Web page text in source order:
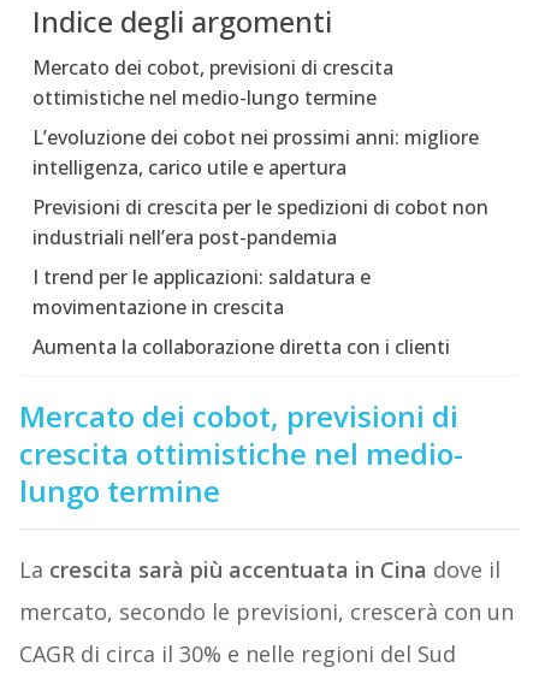
Indice degli argomenti
Mercato dei cobot, previsioni di crescita
ottimistiche nel medio-lungo termine
L’evoluzione dei cobot nei prossimi anni: migliore
intelligenza, carico utile e apertura
Previsioni di crescita per le spedizioni di cobot non
industriali nell’era post-pandemia
I trend per le applicazioni: saldatura e
movimentazione in crescita
Aumenta la collaborazione diretta con i clienti
Mercato dei cobot, previsioni di
crescita ottimistiche nel medio-
lungo termine
La crescita sarà più accentuata in Cina dove il
mercato, secondo le previsioni, crescerà con un
CAGR di circa il 30% e nelle regioni del Sud